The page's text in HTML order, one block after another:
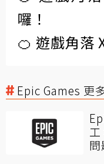
囉！
🍊 遊戲角落
Epic Games 更
問